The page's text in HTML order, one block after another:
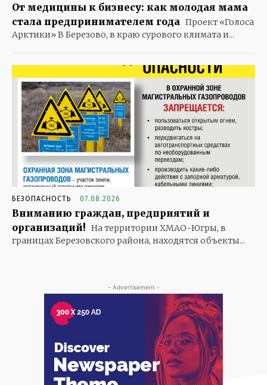
От медицины к бизнесу: как молодая мама
стала предпринимателем года Проект «Голоса
Арктики» В Березово, в краю сурового климата и...
БЕЗОПАСНОСТЬ 07.08.2026
Вниманию граждан, предприятий и
организаций! На территории ХМАО-Югры, в
границах Березовского района, находятся объекты...
- Advertisement -